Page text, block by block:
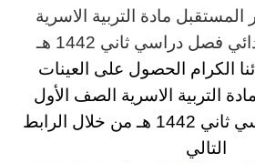
مادة التربية الاسرية
فصل دراسي ثاني 1442 هـ
الكرام الحصول على العينات
التربية الاسرية الصف الأول
1442 هـ
من خلال الرابط
التالي